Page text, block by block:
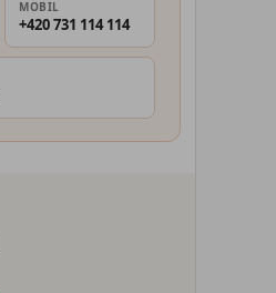
MOBIL
+420 731 114 114